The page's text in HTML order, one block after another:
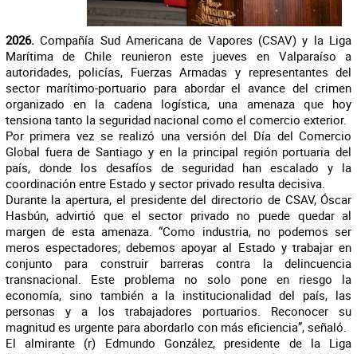
2026.Compañía Sud Americana de Vapores (CSAV) y la Liga
Marítima de Chile reunieron este jueves en Valparaíso a
autoridades, policías, Fuerzas Armadas y representantes del
sector marítimo-portuario para abordar el avance del crimen
organizado en la cadena logística, una amenaza que hoy
tensiona tanto la seguridad nacional como el comercio exterior.
Por primera vez se realizó una versión del Día del Comercio
Global fuera de Santiago y en la principal región portuaria del
país, donde los desafíos de seguridad han escalado y la
coordinación entre Estado y sector privado resulta decisiva.
Durante la apertura, el presidente del directorio de CSAV, Óscar
Hasbún, advirtió que el sector privado no puede quedar al
margen de esta amenaza. “Como industria, no podemos ser
meros espectadores; debemos apoyar al Estado y trabajar en
conjunto para construir barreras contra la delincuencia
transnacional. Este problema no solo pone en riesgo la
economía, sino también a la institucionalidad del país, las
personas y a los trabajadores portuarios. Reconocer su
magnitud es urgente para abordarlo con más eficiencia”, señaló.
El almirante (r) Edmundo González, presidente de la Liga